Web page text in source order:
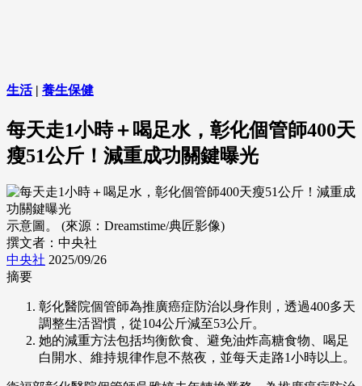
生活| 養生保健
每天走1小時＋喝足水，彰化個管師400天
瘦51公斤！減重成功關鍵曝光
示意圖。 (來源：Dreamstime/典匠影像)
撰文者：中央社
中央社 2025/09/26
摘要
彰化醫院個管師為推廣癌症防治以身作則，透過400多天
調整生活習慣，從104公斤減至53公斤。
她的減重方法包括均衡飲食、避免油炸高糖食物、喝足
白開水、維持規律作息不熬夜，並每天走路1小時以上。